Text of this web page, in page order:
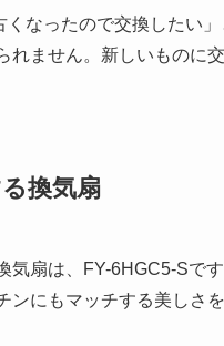
くなったので交換したい
れません。新しいものに
換気扇
気扇は、FY-6HGC5-Sで
ンにもマッチする美しさ